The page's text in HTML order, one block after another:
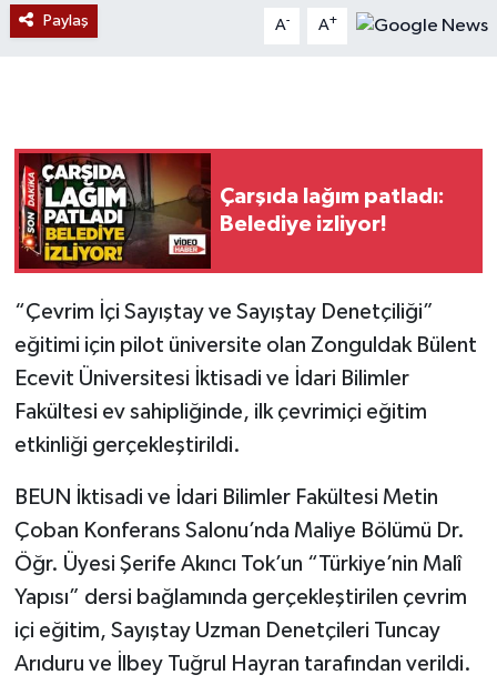
Paylaş A- A+
Çarşıda lağım patladı:
Belediye izliyor!
“Çevrim İçi Sayıştay ve Sayıştay Denetçiliği”
eğitimi için pilot üniversite olan Zonguldak Bülent
Ecevit Üniversitesi İktisadi ve İdari Bilimler
Fakültesi ev sahipliğinde, ilk çevrimiçi eğitim
etkinliği gerçekleştirildi.
BEUN İktisadi ve İdari Bilimler Fakültesi Metin
Çoban Konferans Salonu’nda Maliye Bölümü Dr.
Öğr. Üyesi Şerife Akıncı Tok’un “Türkiye’nin Malî
Yapısı” dersi bağlamında gerçekleştirilen çevrim
içi eğitim, Sayıştay Uzman Denetçileri Tuncay
Arıduru ve İlbey Tuğrul Hayran tarafından verildi.
DUNYA
Ekonomi
Genel
Gökçebey
GÜNDEM
İş ilanı
Kültür - Sanat
MAGAZİN
Politika